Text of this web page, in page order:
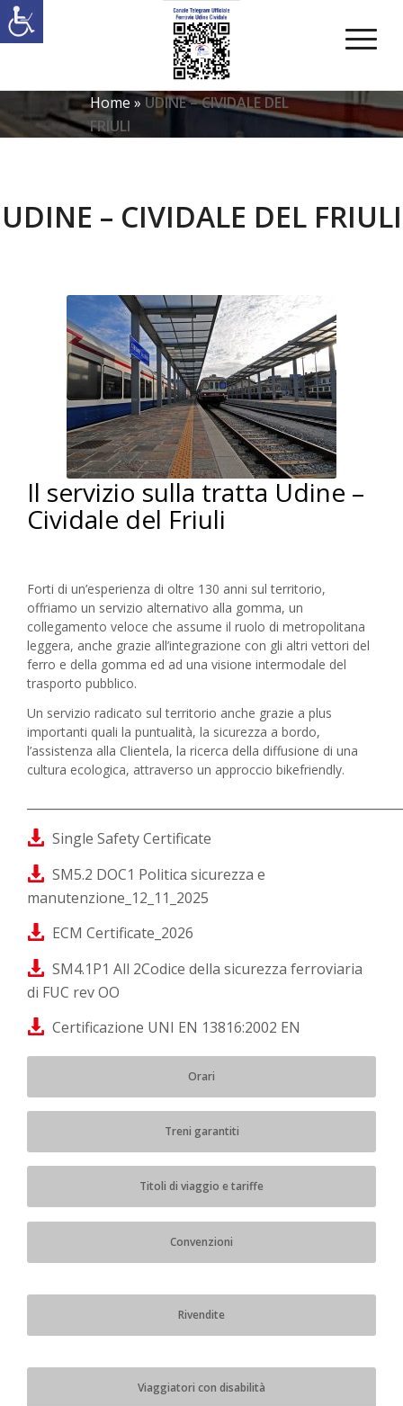
Home » UDINE – CIVIDALE DEL
FRIULI
UDINE – CIVIDALE DEL FRIULI
Il servizio sulla tratta Udine –
Cividale del Friuli
Forti di un’esperienza di oltre 130 anni sul territorio,
offriamo un servizio alternativo alla gomma, un
collegamento veloce che assume il ruolo di metropolitana
leggera, anche grazie all’integrazione con gli altri vettori del
ferro e della gomma ed ad una visione intermodale del
trasporto pubblico.
Un servizio radicato sul territorio anche grazie a plus
importanti quali la puntualità, la sicurezza a bordo,
l’assistenza alla Clientela, la ricerca della diffusione di una
cultura ecologica, attraverso un approccio bikefriendly.
Single Safety Certificate
SM5.2 DOC1 Politica sicurezza e
manutenzione_12_11_2025
ECM Certificate_2026
SM4.1P1 All 2Codice della sicurezza ferroviaria
di FUC rev OO
Certificazione UNI EN 13816:2002 EN
Orari
Treni garantiti
Titoli di viaggio e tariffe
Convenzioni
Rivendite
Viaggiatori con disabilità